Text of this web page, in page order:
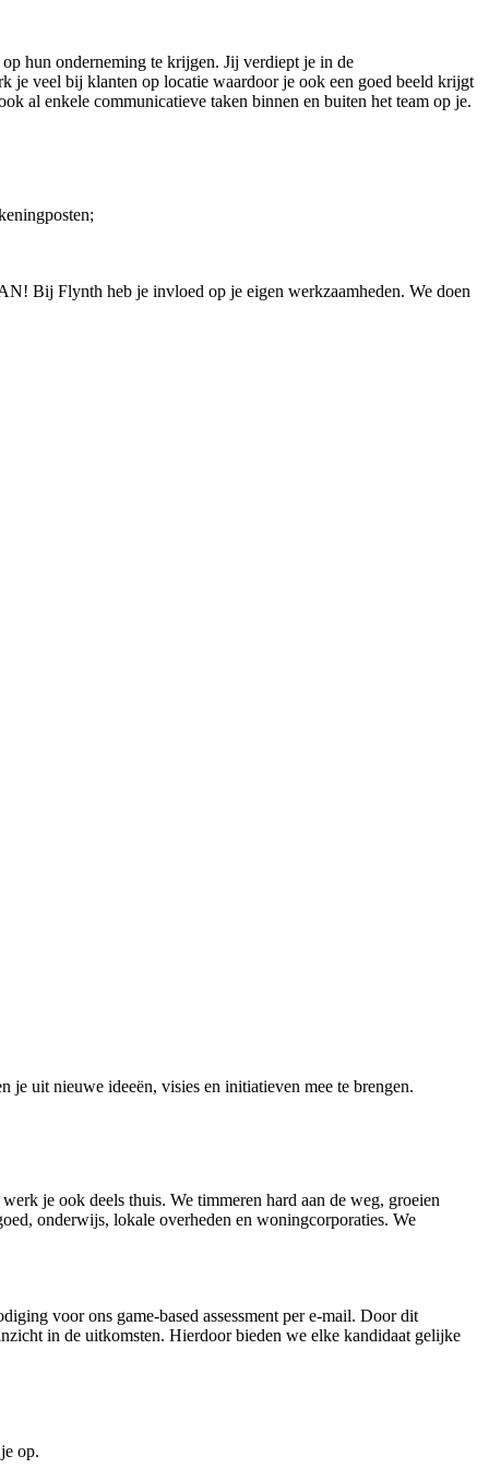
hun onderneming te krijgen. Jij verdiept je in de
je veel bij klanten op locatie waardoor je ook een goed beeld krijgt
al enkele communicatieve taken binnen en buiten het team op je.
Bij Flynth heb je invloed op je eigen werkzaamheden. We doen
je uit nieuwe ideeën, visies en initiatieven mee te brengen.
je ook deels thuis. We timmeren hard aan de weg, groeien
onderwijs, lokale overheden en woningcorporaties. We
voor ons game-based assessment per e-mail. Door dit
in de uitkomsten. Hierdoor bieden we elke kandidaat gelijke
op.